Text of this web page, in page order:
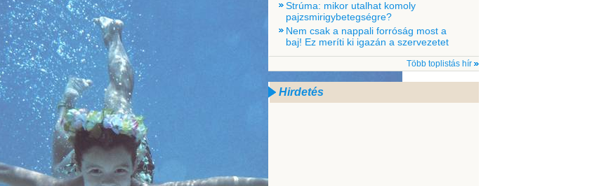
Strúma: mikor utalhat komoly
pajzsmirigybetegségre?
Nem csak a nappali forróság most a
baj! Ez meríti ki igazán a szervezetet
Több toplistás hír
Hirdetés